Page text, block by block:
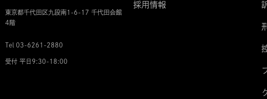
東京都千代田区九段南1-6-17 千代田会館
4階
Tel 03-6261-2880
受付 平日9:30-18:00
採用情報